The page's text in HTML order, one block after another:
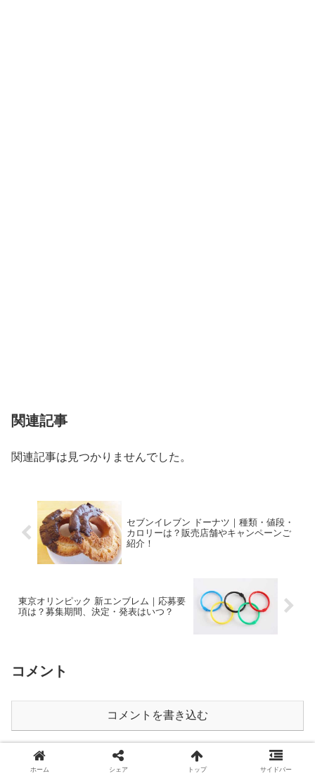
関連記事
関連記事は見つかりませんでした。
セブンイレブン ドーナツ｜種類・値段・
カロリーは？販売店舗やキャンペーンご
紹介！
東京オリンピック 新エンブレム｜応募要
項は？募集期間、決定・発表はいつ？
コメント
コメントを書き込む
ホーム エンタメ最新ニュース
ホーム シェア トップ サイドバー